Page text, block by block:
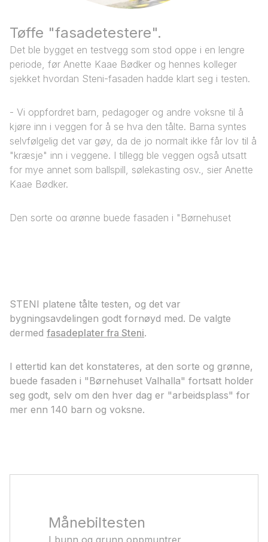
Tøffe "fasadetestere".
Det ble bygget en testvegg som stod oppe i en lengre
periode, før Anette Kaae Bødker og hennes kolleger
sjekket hvordan Steni-fasaden hadde klart seg i testen.
- Vi oppfordret barn, pedagoger og andre voksne til å
kjøre inn i veggen for å se hva den tålte. Barna syntes
selvfølgelig det var gøy, da de jo normalt ikke får lov til å
"kræsje" inn i veggene. I tillegg ble veggen også utsatt
for mye annet som ballspill, sølekasting osv., sier Anette
Kaae Bødker.
Den sorte og grønne buede fasaden i "Børnehuset
STENI platene tålte testen, og det var
bygningsavdelingen godt fornøyd med. De valgte
dermed fasadeplater fra Steni.
I ettertid kan det konstateres, at den sorte og grønne,
buede fasaden i "Børnehuset Valhalla" fortsatt holder
seg godt, selv om den hver dag er "arbeidsplass" for
mer enn 140 barn og voksne.
Månebiltesten
I bunn og grunn oppmuntrer